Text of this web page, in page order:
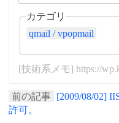
カテゴリ
qmail / vpopmail
[技術系メモ] https://
前の記事
[2009/08/02]
許可。